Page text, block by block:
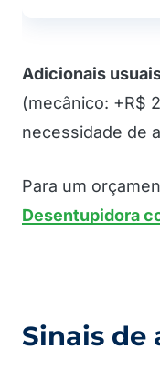
Adicionais
(mecânico: +R$
necessidade de
Para um
Desentupidora
Sinais de